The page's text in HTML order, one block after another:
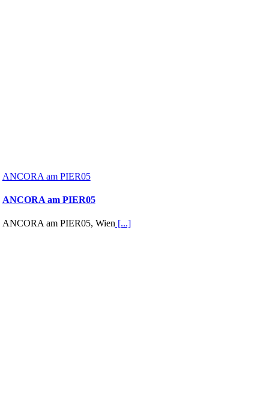
ANCORA am PIER05
ANCORA am PIER05
ANCORA am PIER05, Wien [...]